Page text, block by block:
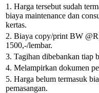
1. Harga tersebut sudah
biaya maintenance dan
kertas.
2. Biaya copy/print BW
1500,-/lembar.
3. Tagihan dibebankan tiap
4. Melampirkan dokumen
5. Harga belum termasuk
pemasangan.